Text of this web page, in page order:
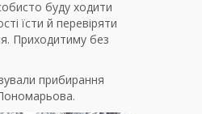
буду ходити
їсти й перевіряти
Приходитиму без
прибирання